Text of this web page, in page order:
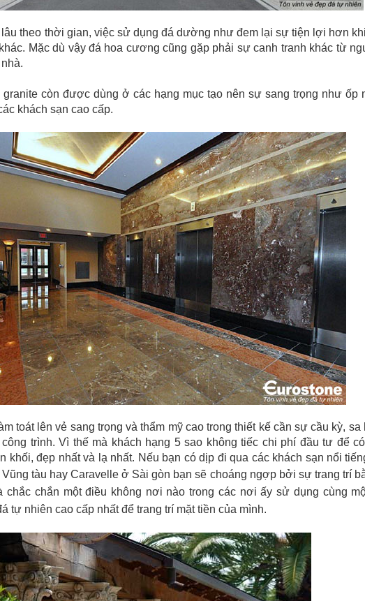
theo thời gian, việc sử dụng đá dường như đem lại sự tiện lợi hơn
Mặc dù vậy đá hoa cương cũng gặp phải sự canh tranh khác từ
granite còn được dùng ở các hạng mục tạo nên sự sang trọng như ốp
khách sạn cao cấp.
toát lên vẻ sang trọng và thẩm mỹ cao trong thiết kế cần sự cầu kỳ, sa
trình. Vì thế mà khách hạng 5 sao không tiếc chi phí đầu tư để
khối, đẹp nhất và lạ nhất. Nếu bạn có dịp đi qua các khách sạn nổi
tàu hay Caravelle ở Sài gòn bạn sẽ choáng ngợp bởi sự trang trí
chắc chắn một điều không nơi nào trong các nơi ấy sử dụng cùng
tự nhiên cao cấp nhất để trang trí mặt tiền của mình.